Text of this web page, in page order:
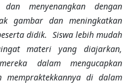
menyenangkan dengan
gambar dan meningkatkan
didik. Siswa lebih mudah
materi yang diajarkan,
dalam mengucapkan
di dalam